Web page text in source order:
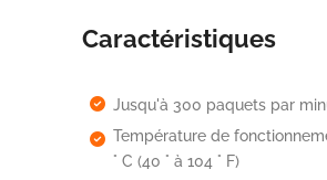
Caractéristiques
Jusqu'à 300 paquets par
Température de
° C (40 ° à 104 ° F)